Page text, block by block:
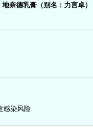
地奈德乳膏（别名：力言卓）
感染风险